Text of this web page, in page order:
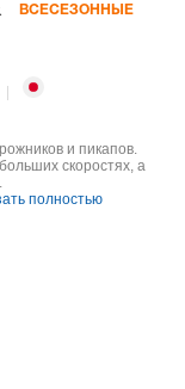
ВСЕСЕЗОННЫЕ
и пикапов.
скоростях, а
полностью